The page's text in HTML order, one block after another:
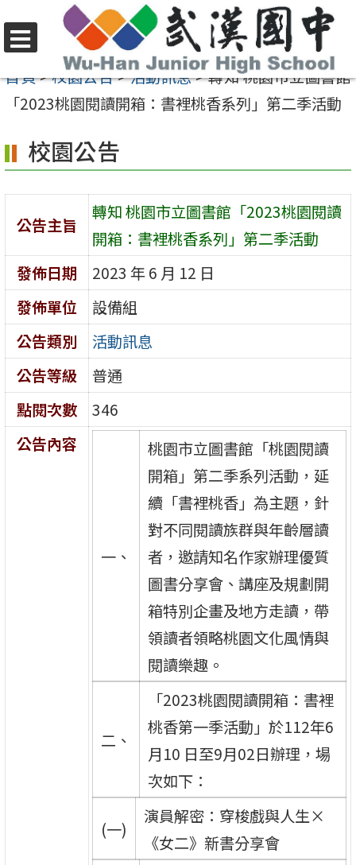
至
容
區
選
單
首頁>校園公告>活動訊息>轉知 桃園市立圖書館
「2023桃園閱讀開箱：書裡桃香系列」第二季活動
校園公告
公告主旨
轉知 桃園市立圖書館「2023桃園閱讀
開箱：書裡桃香系列」第二季活動
發佈日期
2023 年 6 月 12 日
發佈單位
設備組
公告類別
活動訊息
公告等級
普通
點閱次數
346
公告內容
一、
桃園市立圖書館「桃園閱讀
開箱」第二季系列活動，延
續「書裡桃香」為主題，針
對不同閱讀族群與年齡層讀
者，邀請知名作家辦理優質
圖書分享會、講座及規劃開
箱特別企畫及地方走讀，帶
領讀者領略桃園文化風情與
閱讀樂趣。
二、
「2023桃園閱讀開箱：書裡
桃香第一季活動」於112年6
月10 日至9月02日辦理，場
次如下：
(一)
演員解密：穿梭戲與人生×
《女二》新書分享會